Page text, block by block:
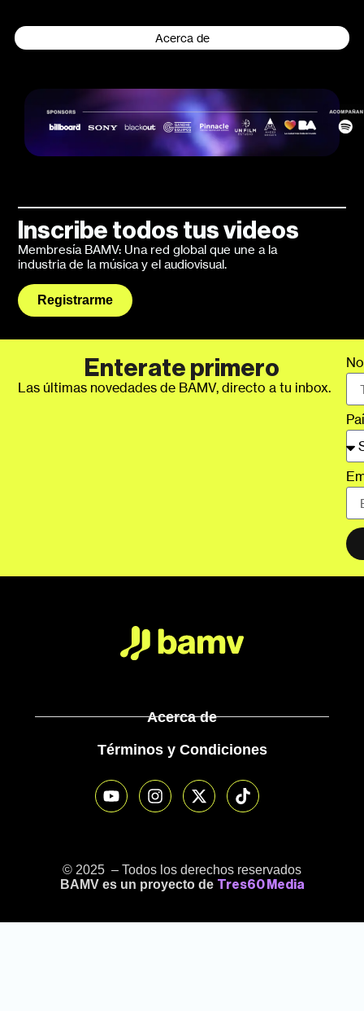
Acerca de
Inscribe todos tus videos
Membresía BAMV: Una red global que une a la
industria de la música y el audiovisual.
Registrarme
Enterate primero
Las últimas novedades de BAMV, directo a tu inbox.
Acerca de
Términos y Condiciones
© 2025 – Todos los derechos reservados
BAMV es un proyecto de Tres60 Media